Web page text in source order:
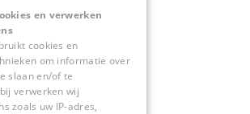
Daniëls
4
en verwerken
cookies en
om informatie over
slaan en/of te
verwerken wij
zoals uw IP-adres,